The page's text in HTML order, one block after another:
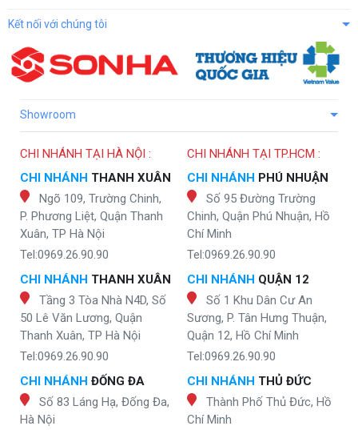
Kết nối với chúng tôi
Showroom
CHI NHÁNH TẠI HÀ NỘI :
CHI NHÁNH THANH XUÂN
Ngõ 109, Trường Chinh,
P. Phương Liệt, Quận Thanh
Xuân, TP Hà Nội
Tel:0969.26.90.90
CHI NHÁNH THANH XUÂN
Tầng 3 Tòa Nhà N4D, Số
50 Lê Văn Lương, Quận
Thanh Xuân, TP Hà Nội
Tel:0969.26.90.90
CHI NHÁNH ĐỐNG ĐA
Số 83 Láng Hạ, Đống Đa,
Hà Nội
CHI NHÁNH TẠI TP.HCM :
CHI NHÁNH PHÚ NHUẬN
Số 95 Đường Trường
Chinh, Quận Phú Nhuận, Hồ
Chí Minh
Tel:0969.26.90.90
CHI NHÁNH QUẬN 12
Số 1 Khu Dân Cư An
Sương, P. Tân Hưng Thuận,
Quận 12, Hồ Chí Minh
Tel:0969.26.90.90
CHI NHÁNH THỦ ĐỨC
Thành Phố Thủ Đức, Hồ
Chí Minh